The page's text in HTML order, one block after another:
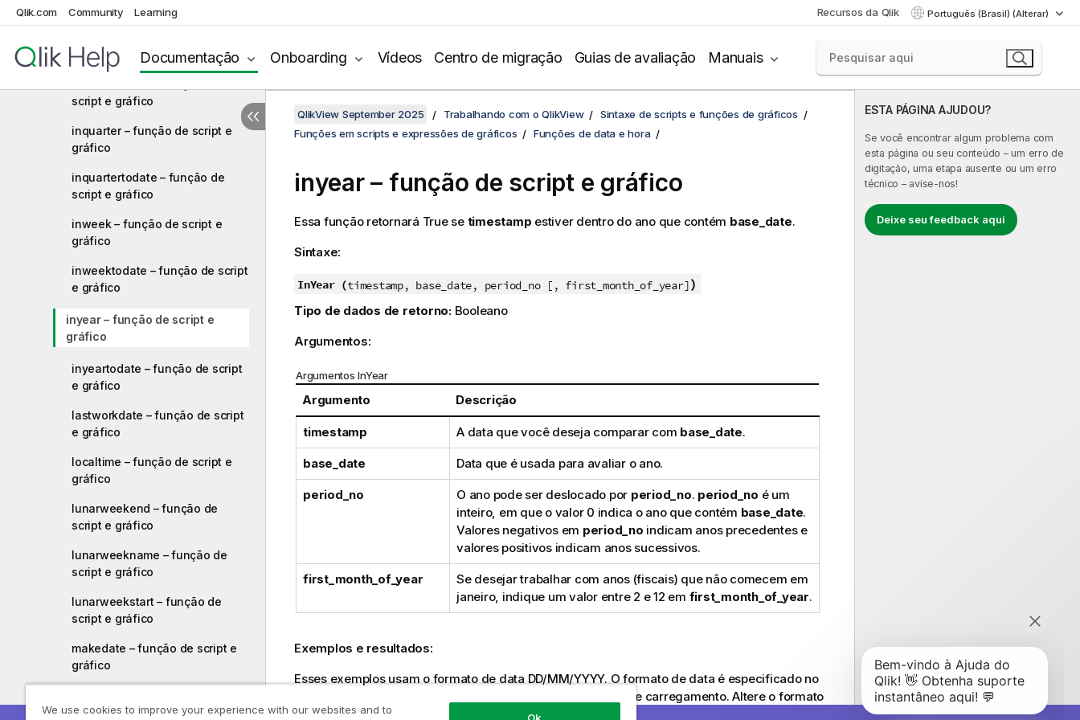
Qlik.com Community Learning Recursos da Qlik Português (Brasil) (Alterar)
Documentação Onboarding Vídeos Centro de migração Guias de avaliação Manuais
gráfico
script e gráfico
script e gráfico
inquarter – função de script e
gráfico
inquartertodate – função de
script e gráfico
inweek – função de script e
gráfico
inweektodate – função de script
e gráfico
inyear – função de script e
gráfico
inyeartodate – função de script
e gráfico
lastworkdate – função de script
e gráfico
localtime – função de script e
gráfico
lunarweekend – função de
script e gráfico
lunarweekname – função de
script e gráfico
lunarweekstart – função de
script e gráfico
makedate – função de script e
gráfico
gráfico
ESTA PÁGINA AJUDOU?
Se você encontrar algum problema com
esta página ou seu conteúdo – um erro de
digitação, uma etapa ausente ou um erro
técnico – avise-nos!
Deixe seu feedback aqui
QlikView September 2025 Trabalhando com o QlikView
Sintaxe de scripts e funções de gráficos
Funções em scripts e expressões de gráficos
Funções de data e hora
inyear – função de script e gráfico
Essa função retornará Truese timestamp estiver dentro do ano que contém base_date.
Sintaxe:
InYear (timestamp, base_date, period_no [, first_month_of_year])
Tipo de dados de retorno:Booleano
Argumentos:
Argumentos InYear
Argumento Descrição
timestamp A data que você deseja comparar com base_date.
base_date Data que é usada para avaliar o ano.
period_no O ano pode ser deslocado por period_no. period_no é um
inteiro, em que o valor 0 indica o ano que contém base_date.
Valores negativos em period_no indicam anos precedentes e
valores positivos indicam anos sucessivos.
first_month_of_year
Se desejar trabalhar com anos (fiscais) que não comecem em
janeiro, indique um valor entre 2 e 12 em first_month_of_year.
Exemplos e resultados:
Esses exemplos usam o formato de data DD/MM/YYYY. O formato de data é especificado no
na parte superior do seu script de carregamento. Altere o formato
nos exemplos para atender às suas necessidades.
We use cookies to improve your experience with our websites and to